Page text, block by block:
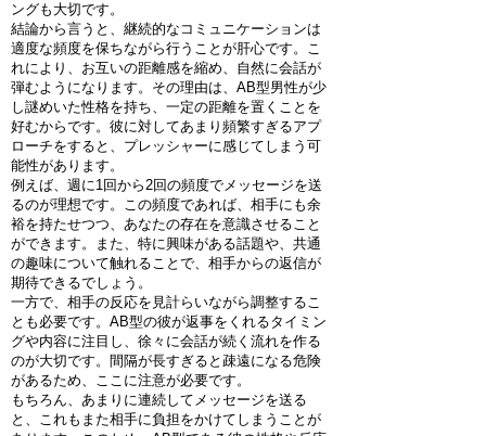
ングも大切です。
結論から言うと、継続的なコミュニケーションは
適度な頻度を保ちながら行うことが肝心です。こ
れにより、お互いの距離感を縮め、自然に会話が
弾むようになります。その理由は、AB型男性が少
し謎めいた性格を持ち、一定の距離を置くことを
好むからです。彼に対してあまり頻繁すぎるアプ
ローチをすると、プレッシャーに感じてしまう可
能性があります。
例えば、週に1回から2回の頻度でメッセージを送
るのが理想です。この頻度であれば、相手にも余
裕を持たせつつ、あなたの存在を意識させること
ができます。また、特に興味がある話題や、共通
の趣味について触れることで、相手からの返信が
期待できるでしょう。
一方で、相手の反応を見計らいながら調整するこ
とも必要です。AB型の彼が返事をくれるタイミン
グや内容に注目し、徐々に会話が続く流れを作る
のが大切です。間隔が長すぎると疎遠になる危険
があるため、ここに注意が必要です。
もちろん、あまりに連続してメッセージを送る
と、これもまた相手に負担をかけてしまうことが